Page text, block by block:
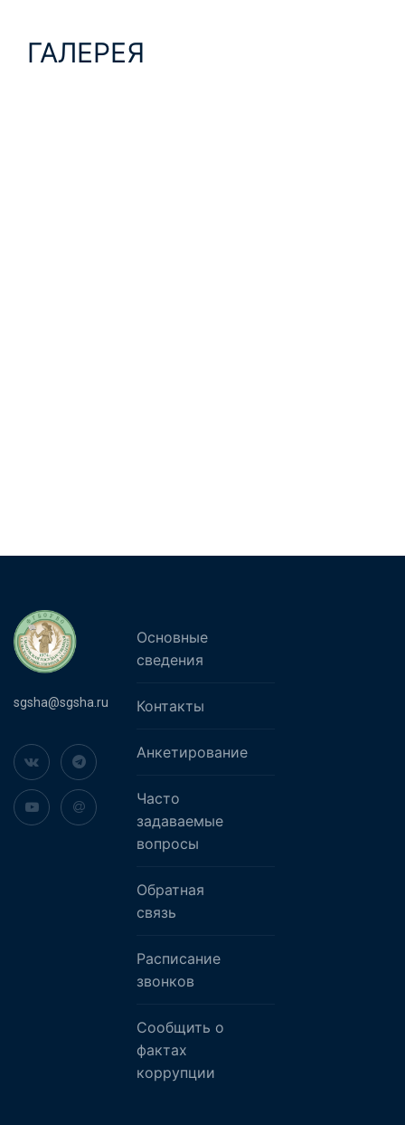
ГАЛЕРЕЯ
sgsha@sgsha.ru
Основные
сведения
Контакты
Анкетирование
Часто
задаваемые
вопросы
Обратная
связь
Расписание
звонков
Сообщить о
фактах
коррупции